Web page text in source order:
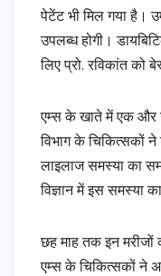
पेटेंट भी मिल गया है।
उपलब्ध होगी।
लिए प्रो. रविकांत को
एम्स के खाते में एक और
विभाग के चिकित्सकों ने
लाइलाज समस्या का
विज्ञान में इस समस्या
छह माह तक इन मरीजों
एम्स के चिकित्सकों ने